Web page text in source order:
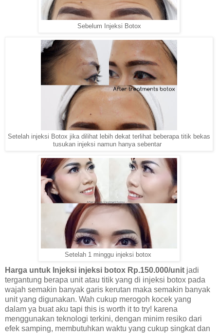
Sebelum Injeksi Botox
Setelah injeksi Botox jika dilihat lebih dekat terlihat beberapa titik bekas
tusukan injeksi namun hanya sebentar
Setelah 1 minggu injeksi botox
Harga untuk Injeksi injeksi botox Rp.150.000/unit jadi
tergantung berapa unit atau titik yang di injeksi botox pada
wajah semakin banyak garis kerutan maka semakin banyak
unit yang digunakan. Wah cukup merogoh kocek yang
dalam ya buat aku tapi this is worth it to try! karena
menggunakan teknologi terkini, dengan minim resiko dari
efek samping, membutuhkan waktu yang cukup singkat dan